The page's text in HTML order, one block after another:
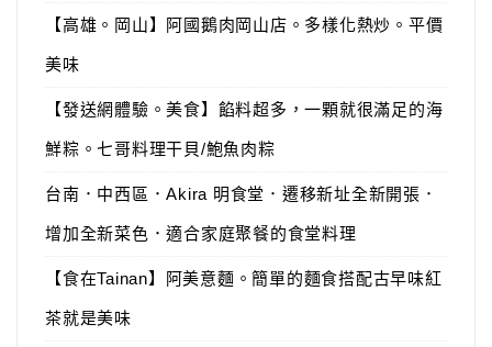
【高雄。岡山】阿國鵝肉岡山店。多樣化熱炒。平價
美味
【發送網體驗。美食】餡料超多，一顆就很滿足的海
鮮粽。七哥料理干貝/鮑魚肉粽
台南．中西區．Akira 明食堂．遷移新址全新開張．
增加全新菜色．適合家庭聚餐的食堂料理
【食在Tainan】阿美意麵。簡單的麵食搭配古早味紅
茶就是美味